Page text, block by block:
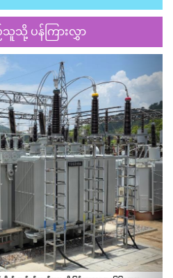
သူသို့ ပန်ကြားလွှာ